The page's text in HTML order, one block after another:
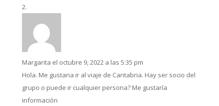
Margarita el octubre 9, 2022 a las 5:35 pm
Hola. Me gustaria ir al viaje de Cantabria. Hay ser socio del
grupo o puede ir cualquier persona? Me gustaría
información